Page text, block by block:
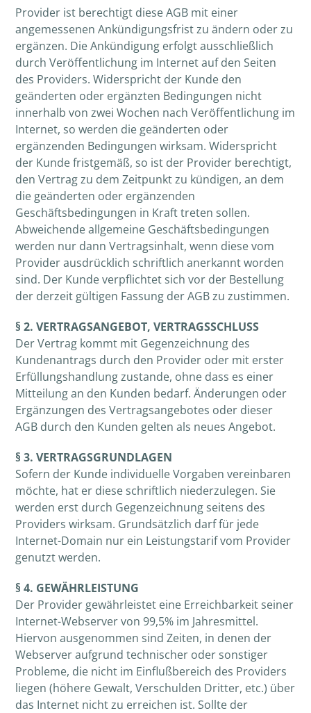
Provider ist berechtigt diese AGB mit einer
angemessenen Ankündigungsfrist zu ändern oder zu
ergänzen. Die Ankündigung erfolgt ausschließlich
durch Veröffentlichung im Internet auf den Seiten
des Providers. Widerspricht der Kunde den
geänderten oder ergänzten Bedingungen nicht
innerhalb von zwei Wochen nach Veröffentlichung im
Internet, so werden die geänderten oder
ergänzenden Bedingungen wirksam. Widerspricht
der Kunde fristgemäß, so ist der Provider berechtigt,
den Vertrag zu dem Zeitpunkt zu kündigen, an dem
die geänderten oder ergänzenden
Geschäftsbedingungen in Kraft treten sollen.
Abweichende allgemeine Geschäftsbedingungen
werden nur dann Vertragsinhalt, wenn diese vom
Provider ausdrücklich schriftlich anerkannt worden
sind. Der Kunde verpflichtet sich vor der Bestellung
der derzeit gültigen Fassung der AGB zu zustimmen.
§ 2. VERTRAGSANGEBOT, VERTRAGSSCHLUSS
Der Vertrag kommt mit Gegenzeichnung des
Kundenantrags durch den Provider oder mit erster
Erfüllungshandlung zustande, ohne dass es einer
Mitteilung an den Kunden bedarf. Änderungen oder
Ergänzungen des Vertragsangebotes oder dieser
AGB durch den Kunden gelten als neues Angebot.
§ 3. VERTRAGSGRUNDLAGEN
Sofern der Kunde individuelle Vorgaben vereinbaren
möchte, hat er diese schriftlich niederzulegen. Sie
werden erst durch Gegenzeichnung seitens des
Providers wirksam. Grundsätzlich darf für jede
Internet-Domain nur ein Leistungstarif vom Provider
genutzt werden.
§ 4. GEWÄHRLEISTUNG
Der Provider gewährleistet eine Erreichbarkeit seiner
Internet-Webserver von 99,5% im Jahresmittel.
Hiervon ausgenommen sind Zeiten, in denen der
Webserver aufgrund technischer oder sonstiger
Probleme, die nicht im Einflußbereich des Providers
liegen (höhere Gewalt, Verschulden Dritter, etc.) über
das Internet nicht zu erreichen ist. Sollte der